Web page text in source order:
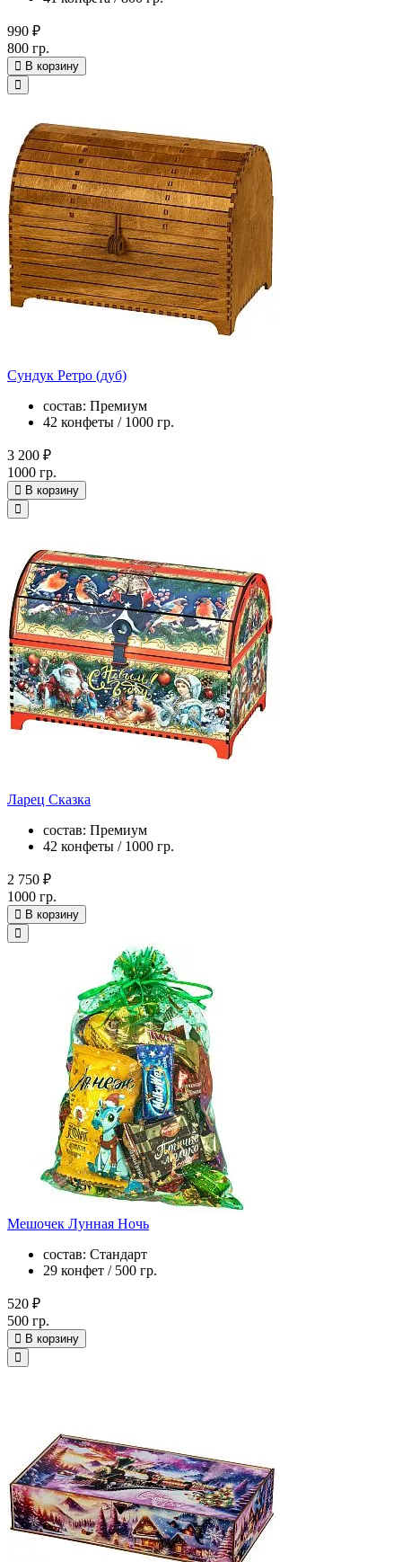
990 ₽
800 гр.
В корзину
Сундук Ретро (дуб)
состав: Премиум
42 конфеты / 1000 гр.
3 200 ₽
1000 гр.
В корзину
Ларец Сказка
состав: Премиум
42 конфеты / 1000 гр.
2 750 ₽
1000 гр.
В корзину
Мешочек Лунная Ночь
состав: Стандарт
29 конфет / 500 гр.
520 ₽
500 гр.
В корзину